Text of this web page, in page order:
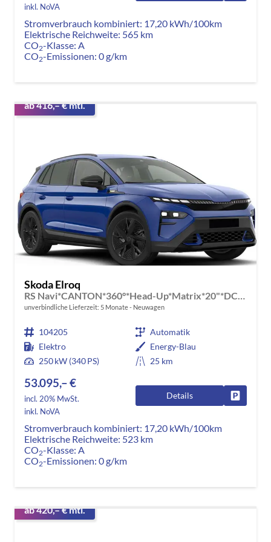
inkl. NoVA
Stromverbrauch kombiniert: 17,20 kWh/100km
Elektrische Reichweite: 565 km
CO2-Klasse: A
CO2-Emissionen: 0 g/km
ab 416,– € mtl.
Skoda Elroq
unverbindliche Lieferzeit: 5 Monate Neuwagen
104205
Automatik
Elektro
Energy-Blau
250 kW (340 PS)
25 km
53.095,– €
incl. 20% MwSt.
inkl. NoVA
Details
Stromverbrauch kombiniert: 17,20 kWh/100km
Elektrische Reichweite: 523 km
CO2-Klasse: A
CO2-Emissionen: 0 g/km
ab 420,– € mtl.